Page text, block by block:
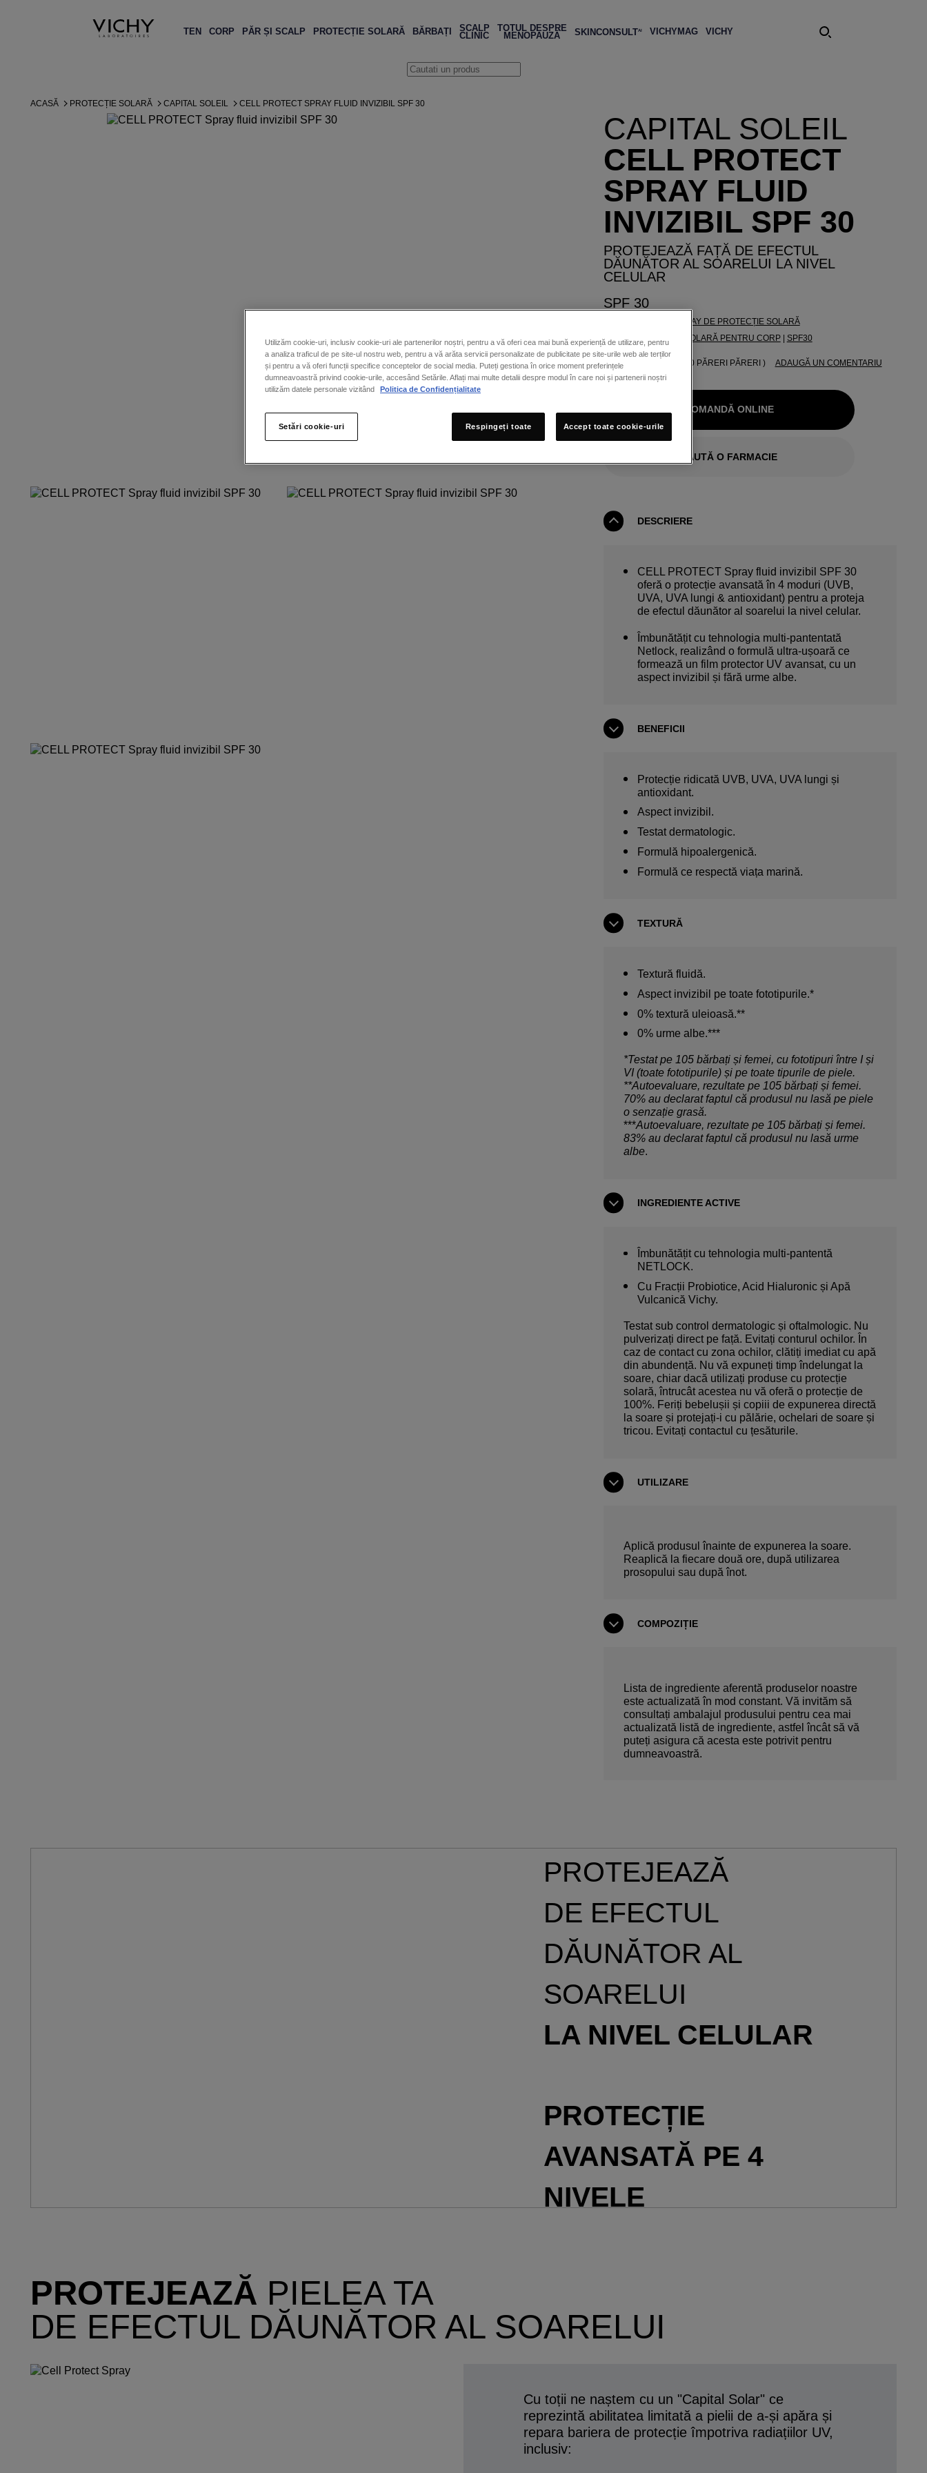
TEN CORP PĂR ȘI SCALP PROTECȚIE SOLARĂ BĂRBAȚI SCALP
CLINIC
TOTUL DESPRE
MENOPAUZĂ SKINCONSULTAI VICHYMAG VICHY
ACASĂ PROTECȚIE SOLARĂ CAPITAL SOLEIL CELL PROTECT SPRAY FLUID INVIZIBIL SPF 30
CAPITAL SOLEIL
CELL PROTECT
SPRAY FLUID
INVIZIBIL SPF 30
PROTEJEAZĂ FAȚĂ DE EFECTUL
DĂUNĂTOR AL SOARELUI LA NIVEL
CELULAR
SPF 30
SPRAY DE PROTECȚIE SOLARĂ
NEVOI
PROTECȚIE SOLARĂ PENTRU CORP| SPF30
( 0 PĂRERI PĂRERI ) ADAUGĂ UN COMENTARIU
COMANDĂ ONLINE
CAUTĂ O FARMACIE
DESCRIERE
CELL PROTECT Spray fluid invizibil SPF 30
oferă o protecție avansată în 4 moduri (UVB,
UVA, UVA lungi & antioxidant) pentru a proteja
de efectul dăunător al soarelui la nivel celular.
Îmbunătățit cu tehnologia multi-pantentată
Netlock, realizând o formulă ultra-ușoară ce
formează un film protector UV avansat, cu un
aspect invizibil și fără urme albe.
BENEFICII
Protecție ridicată UVB, UVA, UVA lungi și
antioxidant.
Aspect invizibil.
Testat dermatologic.
Formulă hipoalergenică.
Formulă ce respectă viața marină.
TEXTURĂ
Textură fluidă.
Aspect invizibil pe toate fototipurile.*
0% textură uleioasă.**
0% urme albe.***
*Testat pe 105 bărbați și femei, cu fototipuri între I și
VI (toate fototipurile) și pe toate tipurile de piele.
**Autoevaluare, rezultate pe 105 bărbați și femei.
70% au declarat faptul că produsul nu lasă pe piele
o senzație grasă.
***Autoevaluare, rezultate pe 105 bărbați și femei.
83% au declarat faptul că produsul nu lasă urme
albe.
INGREDIENTE ACTIVE
Îmbunătățit cu tehnologia multi-pantentă
NETLOCK.
Cu Fracții Probiotice, Acid Hialuronic și Apă
Vulcanică Vichy.
Testat sub control dermatologic și oftalmologic. Nu
pulverizați direct pe față. Evitați conturul ochilor. În
caz de contact cu zona ochilor, clătiți imediat cu apă
din abundență. Nu vă expuneți timp îndelungat la
soare, chiar dacă utilizați produse cu protecție
solară, întrucât acestea nu vă oferă o protecție de
100%. Feriți bebelușii și copiii de expunerea directă
la soare și protejați-i cu pălărie, ochelari de soare și
tricou. Evitați contactul cu țesăturile.
UTILIZARE
Aplică produsul înainte de expunerea la soare.
Reaplică la fiecare două ore, după utilizarea
prosopului sau după înot.
COMPOZIȚIE
Lista de ingrediente aferentă produselor noastre
este actualizată în mod constant. Vă invităm să
consultați ambalajul produsului pentru cea mai
actualizată listă de ingrediente, astfel încât să vă
puteți asigura că acesta este potrivit pentru
dumneavoastră.
PROTEJEAZĂ
DE EFECTUL
DĂUNĂTOR AL
SOARELUI
LA NIVEL CELULAR
PROTECȚIE
AVANSATĂ PE 4
NIVELE
PROTEJEAZĂ PIELEA TA
DE EFECTUL DĂUNĂTOR AL SOARELUI
Cu toții ne naștem cu un "Capital Solar" ce
reprezintă abilitatea limitată a pielii de a-și apăra și
repara bariera de protecție împotriva radiațiilor UV,
inclusiv:
Utilizăm cookie-uri, inclusiv cookie-uri ale partenerilor noștri, pentru a vă oferi cea mai bună experiență de utilizare, pentru
a analiza traficul de pe site-ul nostru web, pentru a vă arăta servicii personalizate de publicitate pe site-urile web ale terților
și pentru a vă oferi funcții specifice conceptelor de social media. Puteți gestiona în orice moment preferințele
dumneavoastră privind cookie-urile, accesând Setările. Aflați mai multe detalii despre modul în care noi și partenerii noștri
utilizăm datele personale vizitând
Politica de Confidențialitate
Setări cookie-uri Respingeți toate Accept toate cookie-urile